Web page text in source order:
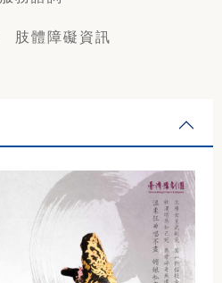
肢體障礙資訊